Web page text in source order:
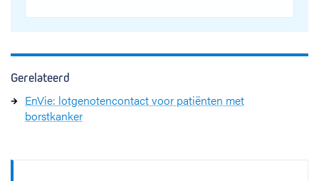
Gerelateerd
EnVie: lotgenotencontact voor patiënten met
borstkanker